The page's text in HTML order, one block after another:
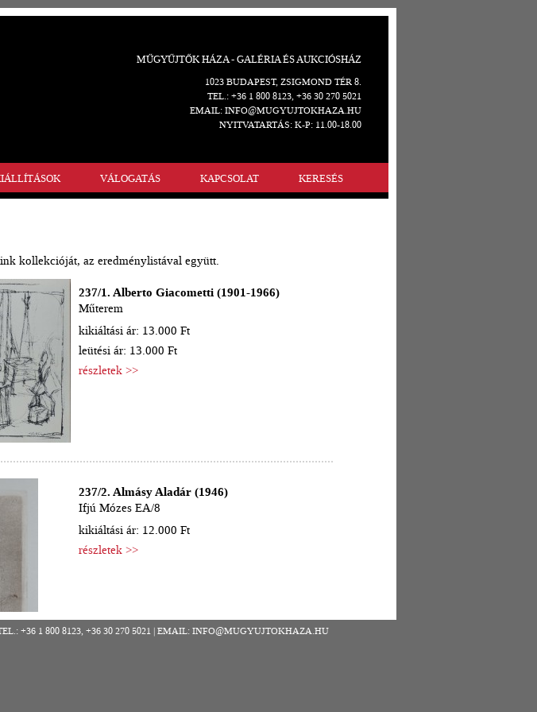
MŰGYŰJTŐK HÁZA - GALÉRIA ÉS AUKCIÓSHÁZ
1023 BUDAPEST, ZSIGMOND TÉR 8.
TEL.: +36 1 800 8123, +36 30 270 5021
EMAIL: INFO@MUGYUJTOKHAZA.HU
NYITVATARTÁS: K-P: 11.00-18.00
VÁLOGATÁS KAPCSOLAT KERESÉS
kollekcióját, az eredménylistával együtt.
237/1. Alberto Giacometti (1901-1966)
Műterem
kikiáltási ár: 13.000 Ft
leütési ár: 13.000 Ft
részletek >>
237/2. Almásy Aladár (1946)
Ifjú Mózes EA/8
kikiáltási ár: 12.000 Ft
részletek >>
+36 1 800 8123, +36 30 270 5021 | EMAIL: INFO@MUGYUJTOKHAZA.HU